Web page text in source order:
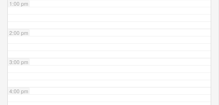
1:00 pm
2:00 pm
3:00 pm
4:00 pm